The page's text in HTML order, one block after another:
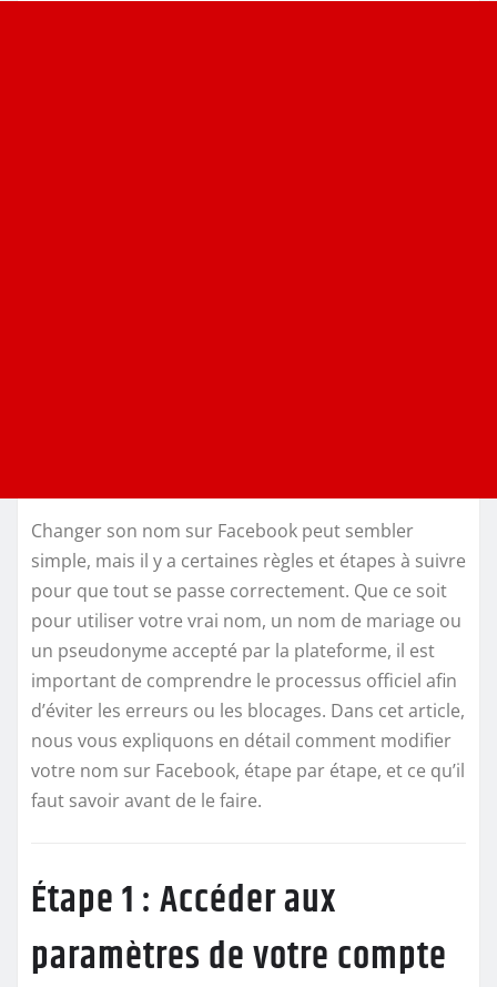
Changer son nom sur Facebook peut sembler
simple, mais il y a certaines règles et étapes à suivre
pour que tout se passe correctement. Que ce soit
pour utiliser votre vrai nom, un nom de mariage ou
un pseudonyme accepté par la plateforme, il est
important de comprendre le processus officiel afin
d’éviter les erreurs ou les blocages. Dans cet article,
nous vous expliquons en détail comment modifier
votre nom sur Facebook, étape par étape, et ce qu’il
faut savoir avant de le faire.
Étape 1 : Accéder aux
paramètres de votre compte